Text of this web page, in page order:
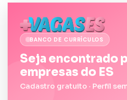
BANCO DE CURRÍCULOS
Seja encontrado
empresas do ES
Cadastro gratuito · Perfil